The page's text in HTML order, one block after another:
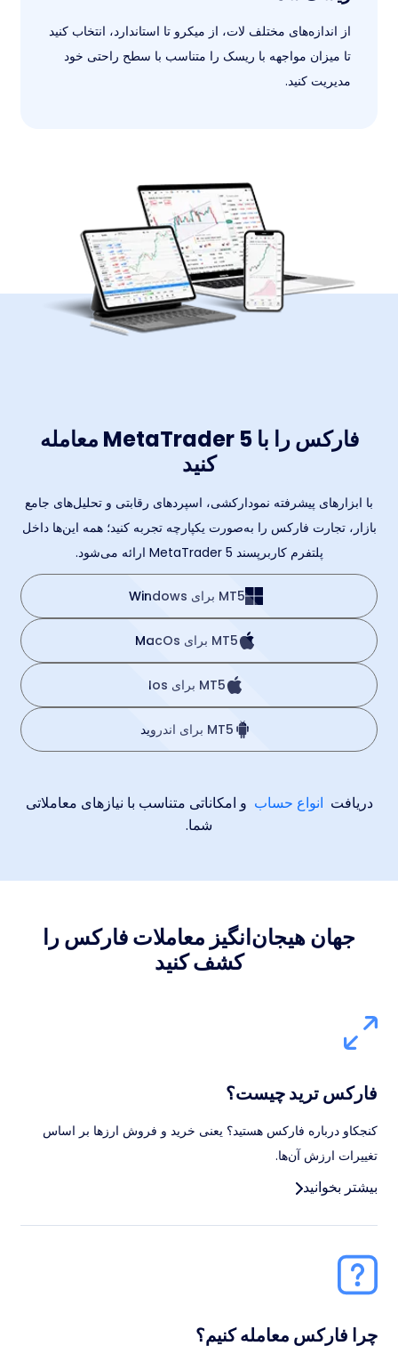
از اندازه‌های مختلف لات، از میکرو تا استاندارد، انتخاب کنید
تا میزان مواجهه با ریسک را متناسب با سطح راحتی خود
مدیریت کنید.
فارکس را با MetaTrader 5 معامله
کنید
با ابزارهای پیشرفته نمودار‌کشی، اسپردهای رقابتی و تحلیل‌های جامع
بازار، تجارت فارکس را به‌صورت یکپارچه تجربه کنید؛ همه این‌ها داخل
پلتفرم کاربرپسند MetaTrader 5 ارائه می‌شود.
MT5 برای Windows
MT5 برای MacOs
MT5 برای Ios
MT5 برای اندروید
دریافت انواع حساب و امکاناتی متناسب با نیازهای معاملاتی
شما.
جهان هیجان‌انگیز معاملات فارکس را
کشف کنید
فارکس ترید چیست؟
کنجکاو درباره فارکس هستید؟ یعنی خرید و فروش ارزها بر اساس
تغییرات ارزش آن‌ها.
بیشتر بخوانید
چرا فارکس معامله کنیم؟